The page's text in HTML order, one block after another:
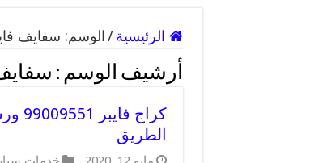
الرئيسية / الوسم: سفايف
أرشيف الوسم :
الطريق